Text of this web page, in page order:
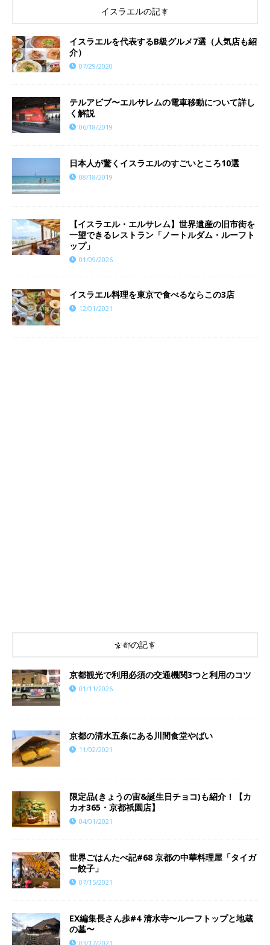
イスラエルの記事
イスラエルを代表するB級グルメ7選（人気店も紹
介）
07/29/2020
テルアビブ〜エルサレムの電車移動について詳し
く解説
06/18/2019
日本人が驚くイスラエルのすごいところ10選
08/18/2019
【イスラエル・エルサレム】世界遺産の旧市街を
一望できるレストラン「ノートルダム・ルーフト
ップ」
01/09/2026
イスラエル料理を東京で食べるならこの3店
12/01/2021
京都の記事
京都観光で利用必須の交通機関3つと利用のコツ
01/11/2026
京都の清水五条にある川間食堂やばい
11/02/2021
限定品(きょうの宙&誕生日チョコ)も紹介！【カ
カオ365・京都祇園店】
04/01/2021
世界ごはんたべ記#68 京都の中華料理屋「タイガ
ー餃子」
07/15/2021
EX編集長さん歩#4 清水寺〜ルーフトップと地蔵
の墓〜
03/17/2021